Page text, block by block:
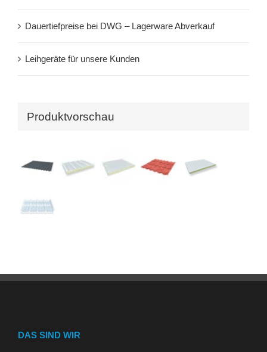
Dauertiefpreise bei DWG – Lagerware Abverkauf
Leihgeräte für unsere Kunden
Produktvorschau
DAS SIND WIR